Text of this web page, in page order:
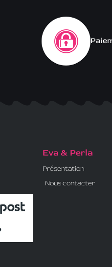
Eva & Perla
Présentation
Nous contacter